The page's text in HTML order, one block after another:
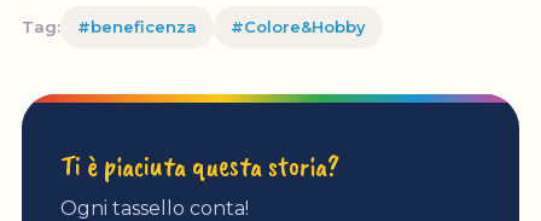
Tag: #beneficenza #Colore&Hobby
Ti è piaciuta questa storia?
Ogni tassello conta!